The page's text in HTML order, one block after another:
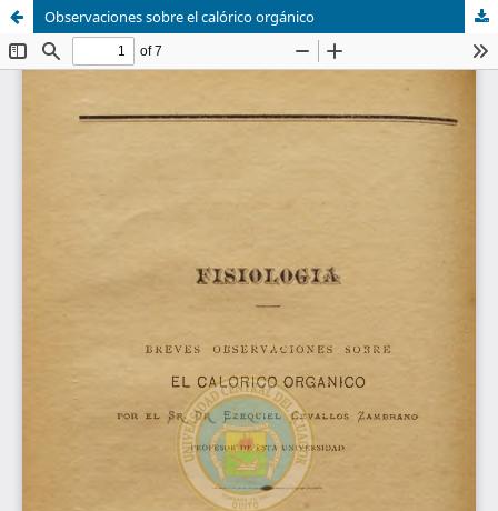
Observaciones sobre el calórico orgánico